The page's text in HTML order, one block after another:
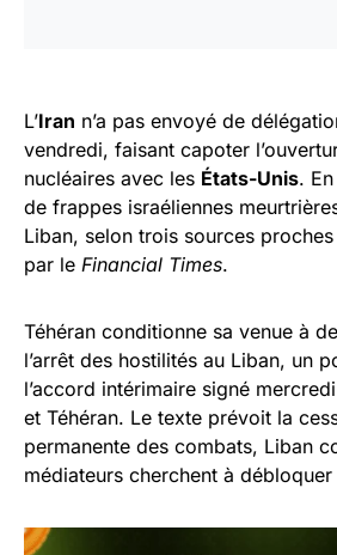
L’Iran n’a pas envoyé de
vendredi, faisant capoter
nucléaires avec les États-Unis.
de frappes israéliennes
Liban, selon trois sources
par le Financial Times.
Téhéran conditionne sa venue à
l’arrêt des hostilités au Liban, un
l’accord intérimaire signé
et Téhéran. Le texte prévoit la
permanente des combats, Liban
médiateurs cherchent à